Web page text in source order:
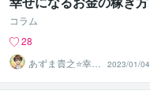
コラム
28
あずま貴之⭐幸せ
自分軸の生き方
育成コーチ
2023/01/04